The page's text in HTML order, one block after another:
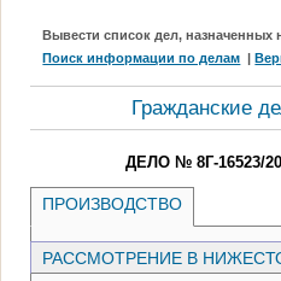
Вывести список дел, назначенных
Поиск информации по делам |
Гражданские
ДЕЛО № 8Г-16523/
ПРОИЗВОДСТВО
РАССМОТРЕНИЕ В